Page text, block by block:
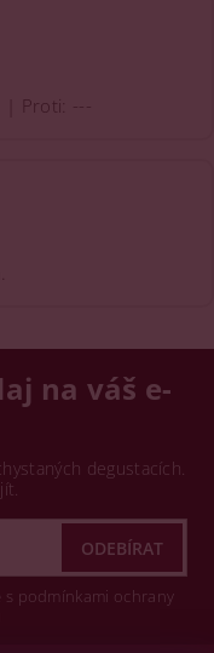
Proti: ---
na váš e-
degustacích.
podmínkami ochrany